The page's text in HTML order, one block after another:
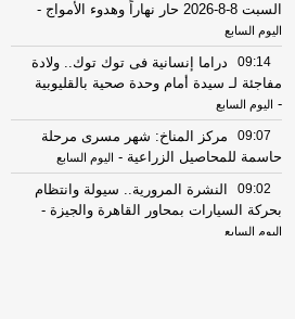
السبت 8-8-2026 حار نهاراً وهدوء الأمواج
-
اليوم السابع
09:14
دراما إنسانية فى توك توك.. ولادة
مفاجئة لـ سيدة أمام وحدة صحية بالقليوبية
-
اليوم السابع
09:07
مركز المناخ: شهر مسرى مرحلة
حاسمة للمحاصيل الزراعية - اليوم السابع
09:02
النشرة المرورية.. سيولة وانتظام
بحركة السيارات بمحاور القاهرة والجيزة -
اليوم السابع